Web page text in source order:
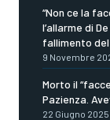
“Non ce la
l’allarme di
fallimento
9 Novembre
Morto il
Pazienza.
22 Giugno 2025